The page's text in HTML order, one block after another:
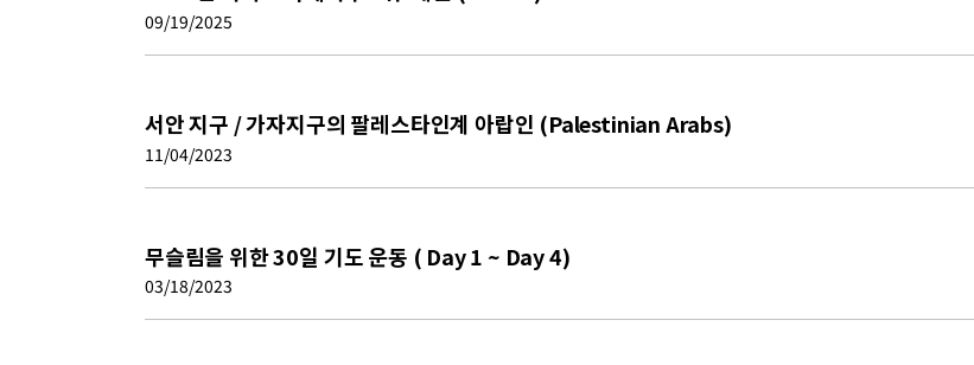
09/19/2025
서안 지구 / 가자지구의 팔레스타인계 아랍인 (Palestinian Arabs)
11/04/2023
무슬림을 위한 30일 기도 운동 ( Day 1 ~ Day 4)
03/18/2023